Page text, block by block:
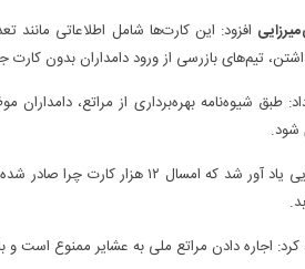
افزود: این کارت‌ها شامل اطلاعاتی
تیم‌های بازرسی از ورود دامداران بدون کارت
طبق شیوه‌نامه بهره‌برداری از مراتع،
شود.
علی‌میرزایی یاد آور شد که
اجاره دادن مراتع ملی به عشایر ممنوع است و